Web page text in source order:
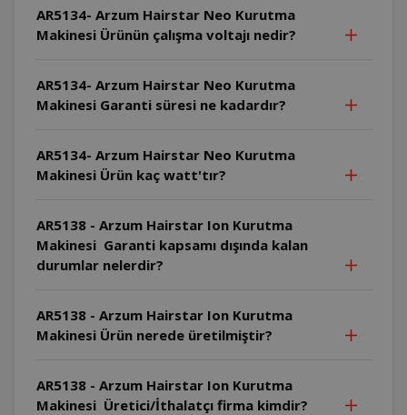
AR5134- Arzum Hairstar Neo Kurutma
Makinesi Ürünün çalışma voltajı nedir?
AR5134- Arzum Hairstar Neo Kurutma
Makinesi Garanti süresi ne kadardır?
AR5134- Arzum Hairstar Neo Kurutma
Makinesi Ürün kaç watt'tır?
AR5138 - Arzum Hairstar Ion Kurutma
Makinesi Garanti kapsamı dışında kalan
durumlar nelerdir?
AR5138 - Arzum Hairstar Ion Kurutma
Makinesi Ürün nerede üretilmiştir?
AR5138 - Arzum Hairstar Ion Kurutma
Makinesi Üretici/İthalatçı firma kimdir?